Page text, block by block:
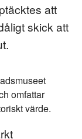
att
skick att
omfattar
värde.